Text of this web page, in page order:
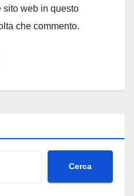
sito web in questo
che commento.
Cerca